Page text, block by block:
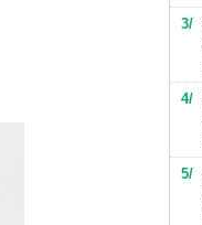
3
4
5